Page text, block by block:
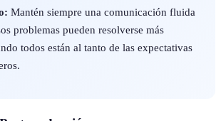
Mantén siempre una comunicación fluida
problemas pueden resolverse más
todos están al tanto de las expectativas